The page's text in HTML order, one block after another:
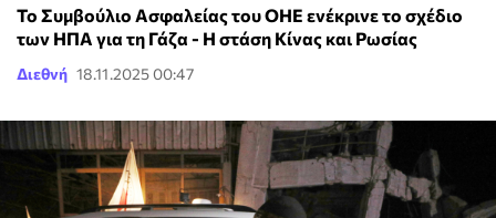
Το Συμβούλιο Ασφαλείας του ΟΗΕ ενέκρινε το σχέδιο
των ΗΠΑ για τη Γάζα - Η στάση Κίνας και Ρωσίας
Διεθνή 18.11.2025 00:47